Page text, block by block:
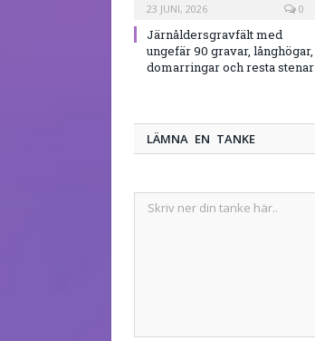
23 JUNI, 2026 0
Järnåldersgravfält med
ungefär 90 gravar, långhögar,
domarringar och resta stenar
LÄMNA EN TANKE